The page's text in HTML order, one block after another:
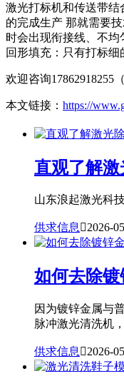
激光打标机和传送带
的完成生产 那就需要
时会出现衔接线、不
回形填充：只有打标
欢迎咨询17862918255（
本文链接： https://
直观了解
山东浪起激光科
供求信息2026-
如何去除镀
因为镀锌金属与
脉冲激光清洗机
供求信息 2026-